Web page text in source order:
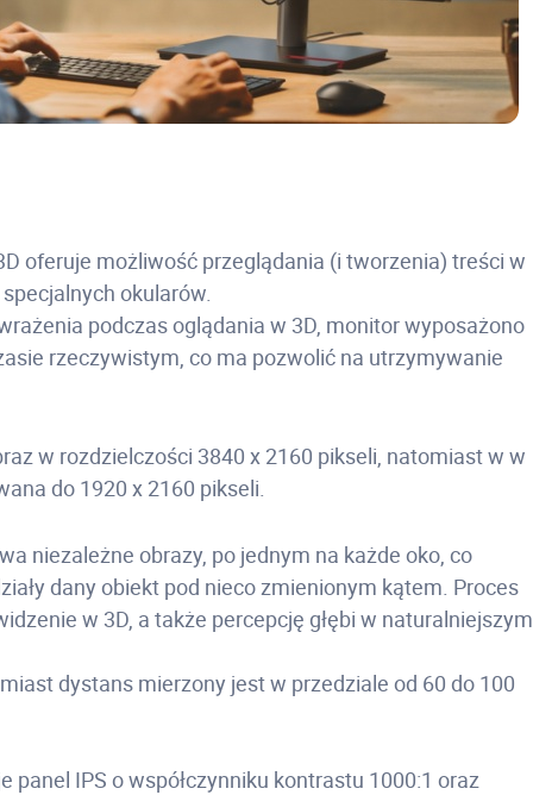
oferuje możliwość przeglądania (i tworzenia) treści w
okularów.
podczas oglądania w 3D, monitor wyposażono
rzeczywistym, co ma pozwolić na utrzymywanie
w rozdzielczości 3840 x 2160 pikseli, natomiast w w
do 1920 x 2160 pikseli.
niezależne obrazy, po jednym na każde oko, co
dany obiekt pod nieco zmienionym kątem. Proces
w 3D, a także percepcję głębi w naturalniejszym
dystans mierzony jest w przedziale od 60 do 100
panel IPS o współczynniku kontrastu 1000:1 oraz